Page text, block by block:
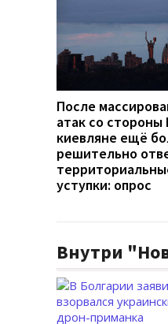
После
атак со стороны
киевляне ещё
решительно
уступки: опрос
Внутри